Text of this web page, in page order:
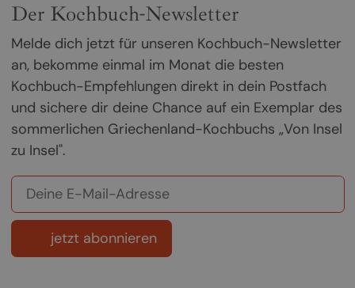
Der Kochbuch-Newsletter
Melde dich jetzt für unseren Kochbuch-Newsletter
an, bekomme einmal im Monat die besten
Kochbuch-Empfehlungen direkt in dein Postfach
und sichere dir deine Chance auf ein Exemplar des
sommerlichen Griechenland-Kochbuchs „Von Insel
zu Insel".
jetzt abonnieren